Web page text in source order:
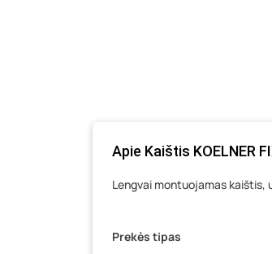
Apie Kaištis KOELNER
Lengvai montuojamas kaištis,
Prekės tipas